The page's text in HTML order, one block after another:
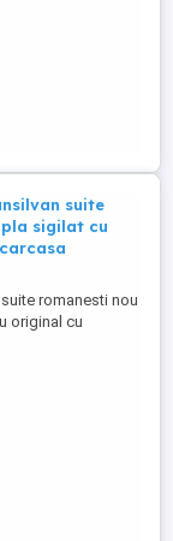
suite
sigilat cu
romanesti nou
original cu
banat iv.
20 de lei trimit
vizitati toate
detinerea de